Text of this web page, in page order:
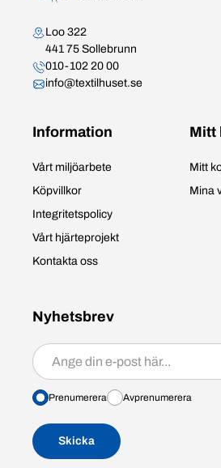
Loo 322
441 75 Sollebrunn
010-102 20 00
info@textilhuset.se
Information
Vårt miljöarbete
Köpvillkor
Integritetspolicy
Vårt hjärteprojekt
Kontakta oss
Mitt
Mitt
Mina
Nyhetsbrev
Prenumerera/avprenumerera
Prenumerera Avprenumerera
Skicka